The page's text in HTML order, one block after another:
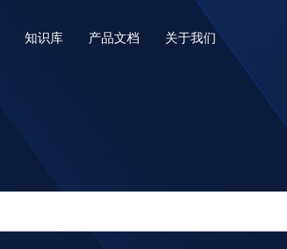
知识库 产品文档 关于我们